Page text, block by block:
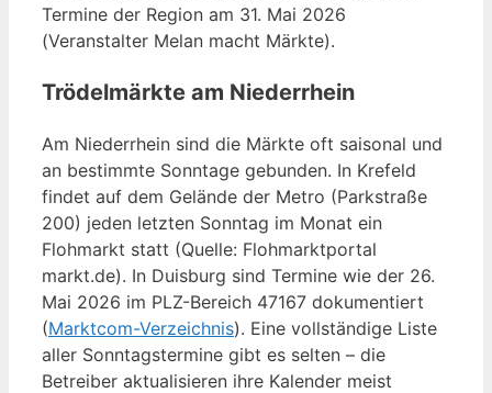
Termine der Region am 31. Mai 2026
(Veranstalter Melan macht Märkte).
Trödelmärkte am Niederrhein
Am Niederrhein sind die Märkte oft saisonal und
an bestimmte Sonntage gebunden. In Krefeld
findet auf dem Gelände der Metro (Parkstraße
200) jeden letzten Sonntag im Monat ein
Flohmarkt statt (Quelle: Flohmarktportal
markt.de). In Duisburg sind Termine wie der 26.
Mai 2026 im PLZ-Bereich 47167 dokumentiert
(Marktcom-Verzeichnis). Eine vollständige Liste
aller Sonntagstermine gibt es selten – die
Betreiber aktualisieren ihre Kalender meist